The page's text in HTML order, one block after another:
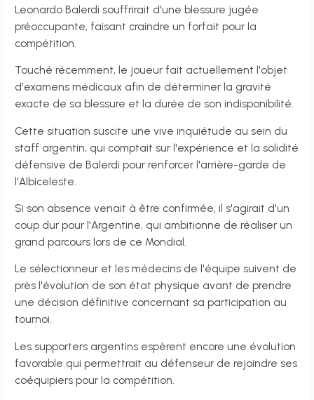
Leonardo Balerdi souffrirait d'une blessure jugée
préoccupante, faisant craindre un forfait pour la
compétition.
Touché récemment, le joueur fait actuellement l'objet
d'examens médicaux afin de déterminer la gravité
exacte de sa blessure et la durée de son indisponibilité.
Cette situation suscite une vive inquiétude au sein du
staff argentin, qui comptait sur l'expérience et la solidité
défensive de Balerdi pour renforcer l'arrière-garde de
l'Albiceleste.
Si son absence venait à être confirmée, il s'agirait d'un
coup dur pour l'Argentine, qui ambitionne de réaliser un
grand parcours lors de ce Mondial.
Le sélectionneur et les médecins de l'équipe suivent de
près l'évolution de son état physique avant de prendre
une décision définitive concernant sa participation au
tournoi.
Les supporters argentins espèrent encore une évolution
favorable qui permettrait au défenseur de rejoindre ses
coéquipiers pour la compétition.